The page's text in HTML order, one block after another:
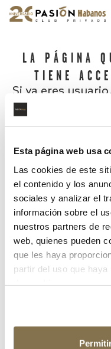
Esta página web usa
Las cookies de este
el contenido y los
sociales y analizar el
información sobre el
nuestros partners de
web, quienes pueden
que les haya
partir del uso que
LA PÁGINA
TIENE
Si ya eres
¿Has olvidado tu